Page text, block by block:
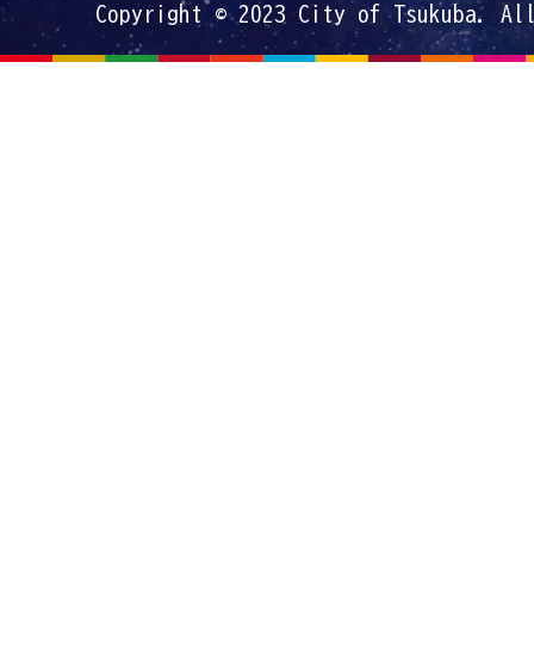
Copyright © 2023 City of Tsukuba.